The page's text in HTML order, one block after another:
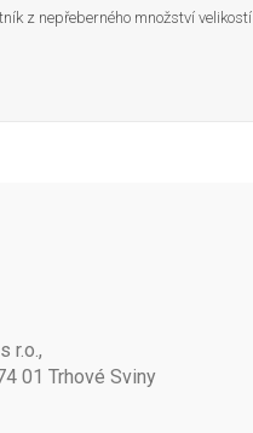
z nepřeberného množství velikostí
r.o.,
01 Trhové Sviny